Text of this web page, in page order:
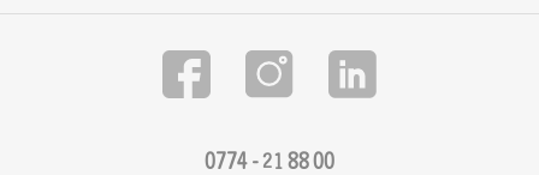
0774 - 21 88 00